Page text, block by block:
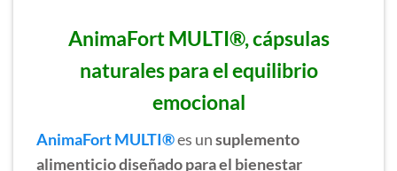
AnimaFort MULTI®, cápsulas
naturales para el equilibrio
emocional
AnimaFort MULTI®es unsuplemento
alimenticio diseñado para el bienestar